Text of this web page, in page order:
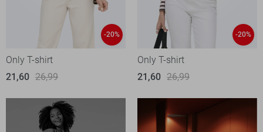
-20%
Only T-shirt
21,60 26,99
-20%
Only T-shirt
21,60 26,99